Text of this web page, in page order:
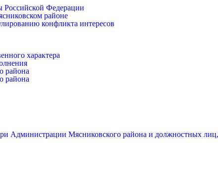
Российской Федерации
районе
конфликта интересов
характера
района
района
Администрации Мясниковского района и должностных